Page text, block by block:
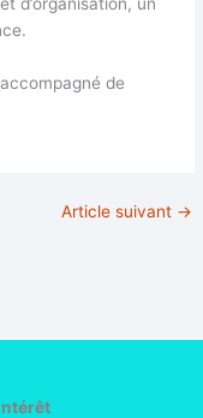
de
Article suivant →